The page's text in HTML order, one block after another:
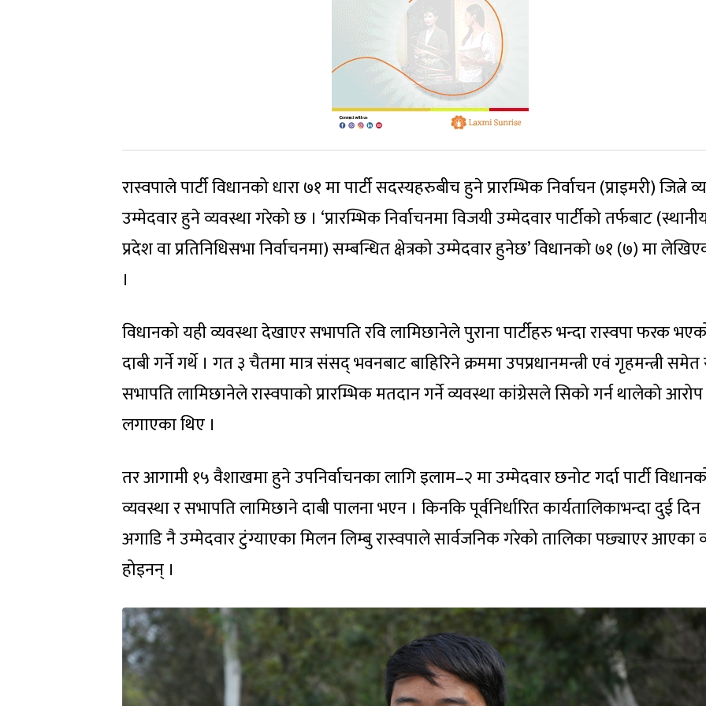
रास्वपाले पार्टी विधानको धारा ७१ मा पार्टी सदस्यहरुबीच हुने प्रारम्भिक निर्वाचन (प्राइमरी) जित्ने
उम्मेदवार हुने व्यवस्था गरेको छ । ‘प्रारम्भिक निर्वाचनमा विजयी उम्मेदवार पार्टीको तर्फबाट
प्रदेश वा प्रतिनिधिसभा निर्वाचनमा) सम्बन्धित क्षेत्रको उम्मेदवार हुनेछ’ विधानको ७१ (७) मा
।
विधानको यही व्यवस्था देखाएर सभापति रवि लामिछानेले पुराना पार्टीहरु भन्दा रास्वपा फरक
दाबी गर्ने गर्थे । गत ३ चैतमा मात्र संसद् भवनबाट बाहिरिने क्रममा उपप्रधानमन्त्री एवं गृहमन्त्री
सभापति लामिछानेले रास्वपाको प्रारम्भिक मतदान गर्ने व्यवस्था कांग्रेसले सिको गर्न थालेको आरोप
लगाएका थिए ।
तर आगामी १५ वैशाखमा हुने उपनिर्वाचनका लागि इलाम–२ मा उम्मेदवार छनोट गर्दा पार्टी
व्यवस्था र सभापति लामिछाने दाबी पालना भएन । किनकि पूर्वनिर्धारित कार्यतालिकाभन्दा दुई दिन
अगाडि नै उम्मेदवार टुंग्याएका मिलन लिम्बु रास्वपाले सार्वजनिक गरेको तालिका पछ्याएर आएका
होइनन् ।